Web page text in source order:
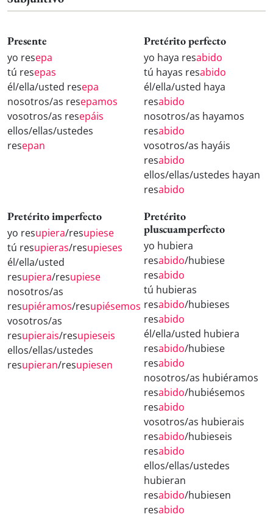
Presente
yo resepa
tú resepas
él/ella/usted resepa
nosotros/as resepamos
vosotros/as resepáis
ellos/ellas/ustedes
resepan
Pretérito perfecto
yo haya resabido
tú hayas resabido
él/ella/usted haya
resabido
nosotros/as hayamos
resabido
vosotros/as hayáis
resabido
ellos/ellas/ustedes hayan
resabido
Pretérito imperfecto
yo resupiera/resupiese
tú resupieras/resupieses
él/ella/usted
resupiera/resupiese
nosotros/as
resupiéramos/resupiésemos
vosotros/as
resupierais/resupieseis
ellos/ellas/ustedes
resupieran/resupiesen
Pretérito
pluscuamperfecto
yo hubiera
resabido/hubiese
resabido
tú hubieras
resabido/hubieses
resabido
él/ella/usted hubiera
resabido/hubiese
resabido
nosotros/as hubiéramos
resabido/hubiésemos
resabido
vosotros/as hubierais
resabido/hubieseis
resabido
ellos/ellas/ustedes
hubieran
resabido/hubiesen
resabido